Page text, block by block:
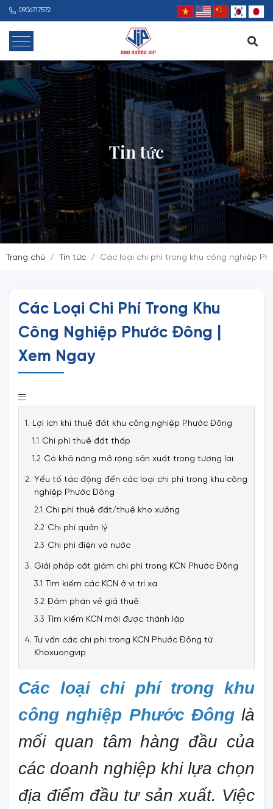
0906717572
Tin tức
Trang chủ Tin tức Các loại chi phí trong khu công nghiệp
Các Loại Chi Phí Trong Khu
Công Nghiệp Phước Đông |
Xem Ngay
Lợi ích khi thuê đất khu công nghiệp Phước Đông
Chi phí thuê đất thấp
Có khả năng mở rộng sản xuất trong tương lai
Yếu tố tác động đến các loại chi phí trong khu công
nghiệp Phước Đông
Chi phí thuê đất/thuê kho xưởng
Chi phí quản lý
Chi phí điện và nước
Giải pháp cắt giảm chi phí trong KCN Phước Đông
Tìm kiếm các KCN ở vị trí xa
Đàm phán về giá thuê
Tìm kiếm KCN mới được thành lập
Tư vấn các chi phí trong KCN Phước Đông từ
Khoxuongvip
Các loại chi phí trong khu
công nghiệp Phước Đônglà
mối quan tâm hàng đầu của
các doanh nghiệp khi lựa chọn
địa điểm đầu tư sản xuất. Việc